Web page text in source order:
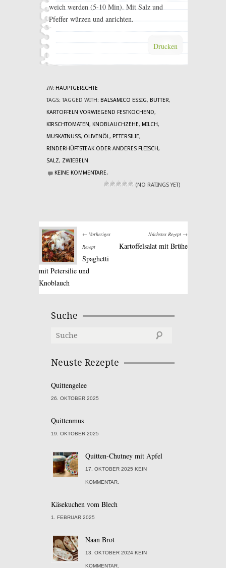
weich werden (5-10 Min). Mit Salz und
Pfeffer würzen und anrichten.
Drucken
IN: HAUPTGERICHTE
TAGS: TAGGED WITH: BALSAMICO ESSIG, BUTTER,
KARTOFFELN VORWIEGEND FESTKOCHEND,
KIRSCHTOMATEN, KNOBLAUCHZEHE, MILCH,
MUSKATNUSS, OLIVENÖL, PETERSILIE,
RINDERHÜFTSTEAK ODER ANDERES FLEISCH,
SALZ, ZWIEBELN
KEINE KOMMENTARE.
(NO RATINGS YET)
← Vorheriges
Rezept
Spaghetti
mit Petersilie und
Knoblauch
Nächstes Rezept →
Kartoffelsalat mit Brühe
Suche
Neuste Rezepte
Quittengelee
26. OKTOBER 2025
Quittenmus
19. OKTOBER 2025
Quitten-Chutney mit Apfel
17. OKTOBER 2025 KEIN
KOMMENTAR.
Käsekuchen vom Blech
1. FEBRUAR 2025
Naan Brot
13. OKTOBER 2024 KEIN
KOMMENTAR.